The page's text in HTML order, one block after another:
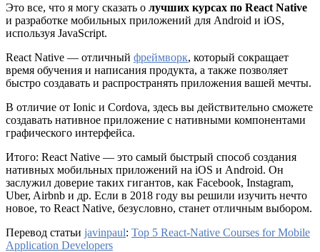
Это все, что я могу сказать о лучших курсах по React Native
и разработке мобильных приложений для Android и iOS,
используя JavaScript.
React Native — отличный фреймворк, который сокращает
время обучения и написания продукта, а также позволяет
быстро создавать и распространять приложения вашей мечты.
В отличие от Ionic и Cordova, здесь вы действительно сможете
создавать нативное приложение с нативными компонентами
графического интерфейса.
Итого: React Native — это самый быстрый способ создания
нативных мобильных приложений на iOS и Android. Он
заслужил доверие таких гигантов, как Facebook, Instagram,
Uber, Airbnb и др. Если в 2018 году вы решили изучить нечто
новое, то React Native, безусловно, станет отличным выбором.
Перевод статьи javinpaul: Top 5 React-Native Courses for Mobile
Application Developers